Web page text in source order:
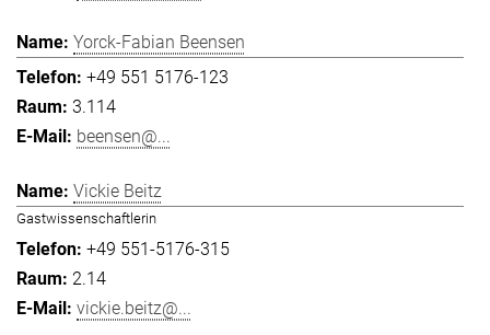
Yorck-Fabian Beensen
+49 551 5176-123
3.114
beensen@...
Vickie Beitz
Gastwissenschaftlerin
+49 551-5176-315
2.14
vickie.beitz@...